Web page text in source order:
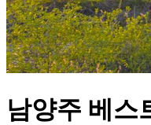
남양주 베스